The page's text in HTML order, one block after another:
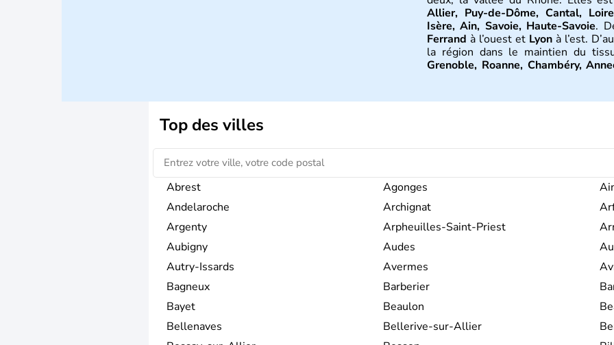
Allier, Puy-de-Dôme, Cantal,
Isère, Ain, Savoie, Haute-Savoie.
Ferrand à l’ouest et Lyon à l’est.
la région dans le maintien du
Grenoble, Roanne, Chambéry,
L'Auvergnedoit son nom au
nombreux vestiges dans la
sert de limite entre le royaume
germanique. Il faut attendre 1349
. À
plein et donne naissance aux forges
Top des villes
Abrest Agonges
Andelaroche
Archignat
Argenty
Arpheuilles-Saint-Priest
Aubigny
Audes
Autry-Issards
Avermes
Bagneux
Barberier
Bayet
Beaulon
Bellenaves
Bellerive-sur-Allier